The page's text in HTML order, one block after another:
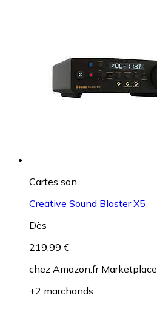
Cartes son
Creative Sound Blaster X5
Dès
219,99 €
chez Amazon.fr Marketplace
+2 marchands